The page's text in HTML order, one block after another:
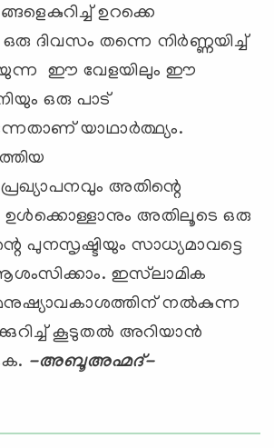
ഉറക്കെ
ഒരു ദിവസം തന്നെ നിര്‍ണ്ണയിച്ച്
ഈ വേളയിലും ഈ
ഒരു പാട്
യാഥാര്‍ത്ഥ്യം.
അതിന്റെ
അതിലൂടെ ഒരു
പുനസൃഷ്ടിയും സാധ്യമാവട്ടെ
ഇസ്‌ലാമിക
നല്‍കുന്ന
കൂടുതല്‍ അറിയാന്‍
-അബൂഅഹ്മദ്-